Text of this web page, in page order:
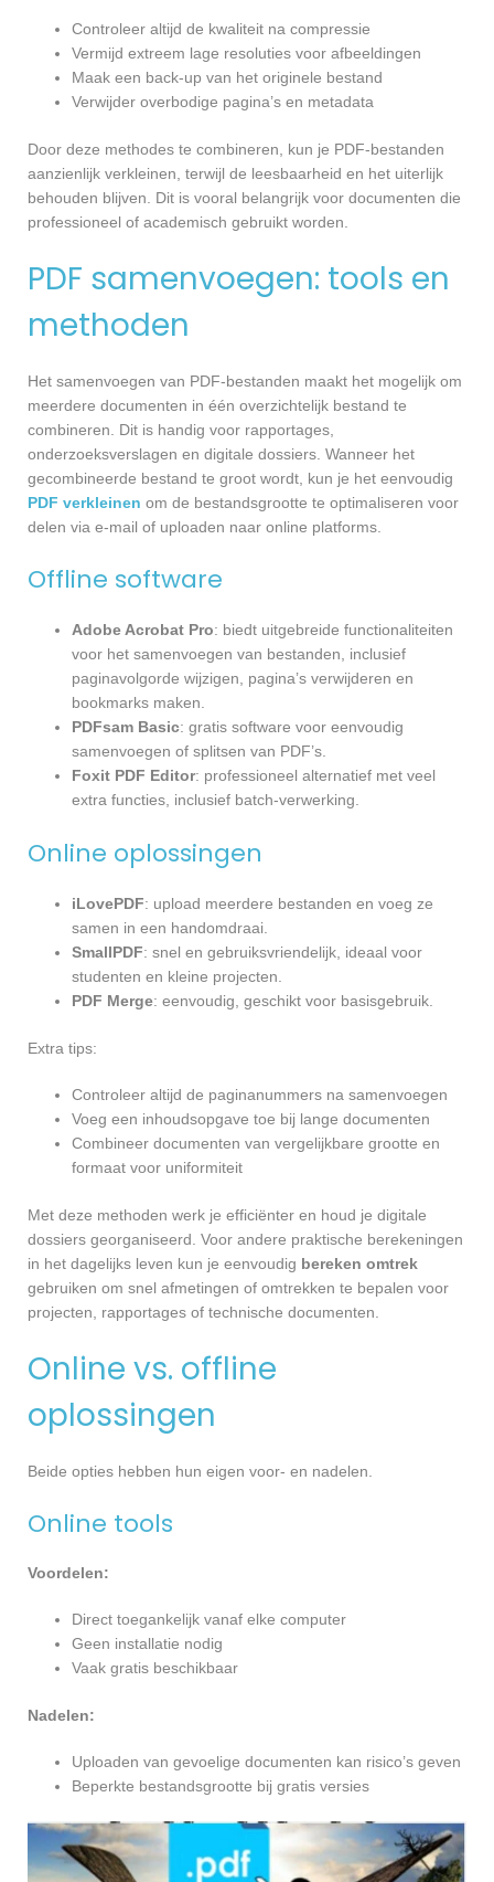
Controleer altijd de kwaliteit na compressie
Vermijd extreem lage resoluties voor afbeeldingen
Maak een back-up van het originele bestand
Verwijder overbodige pagina’s en metadata
Door deze methodes te combineren, kun je PDF-bestanden
aanzienlijk verkleinen, terwijl de leesbaarheid en het uiterlijk
behouden blijven. Dit is vooral belangrijk voor documenten die
professioneel of academisch gebruikt worden.
PDF samenvoegen: tools en
methoden
Het samenvoegen van PDF-bestanden maakt het mogelijk om
meerdere documenten in één overzichtelijk bestand te
combineren. Dit is handig voor rapportages,
onderzoeksverslagen en digitale dossiers. Wanneer het
gecombineerde bestand te groot wordt, kun je het eenvoudig
PDF verkleinen om de bestandsgrootte te optimaliseren voor
delen via e-mail of uploaden naar online platforms.
Offline software
Adobe Acrobat Pro: biedt uitgebreide functionaliteiten
voor het samenvoegen van bestanden, inclusief
paginavolgorde wijzigen, pagina’s verwijderen en
bookmarks maken.
PDFsam Basic: gratis software voor eenvoudig
samenvoegen of splitsen van PDF’s.
Foxit PDF Editor: professioneel alternatief met veel
extra functies, inclusief batch-verwerking.
Online oplossingen
iLovePDF: upload meerdere bestanden en voeg ze
samen in een handomdraai.
SmallPDF: snel en gebruiksvriendelijk, ideaal voor
studenten en kleine projecten.
PDF Merge: eenvoudig, geschikt voor basisgebruik.
Extra tips:
Controleer altijd de paginanummers na samenvoegen
Voeg een inhoudsopgave toe bij lange documenten
Combineer documenten van vergelijkbare grootte en
formaat voor uniformiteit
Met deze methoden werk je efficiënter en houd je digitale
dossiers georganiseerd. Voor andere praktische berekeningen
in het dagelijks leven kun je eenvoudig bereken omtrek
gebruiken om snel afmetingen of omtrekken te bepalen voor
projecten, rapportages of technische documenten.
Online vs. offline
oplossingen
Beide opties hebben hun eigen voor- en nadelen.
Online tools
Voordelen:
Direct toegankelijk vanaf elke computer
Geen installatie nodig
Vaak gratis beschikbaar
Nadelen:
Uploaden van gevoelige documenten kan risico’s geven
Beperkte bestandsgrootte bij gratis versies